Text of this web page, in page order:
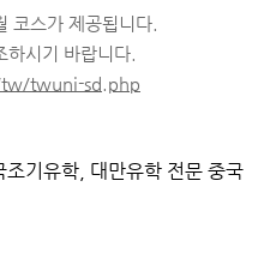
코스가 제공됩니다.
시기 바랍니다.
twuni-sd.php
기유학, 대만유학 전문 중국